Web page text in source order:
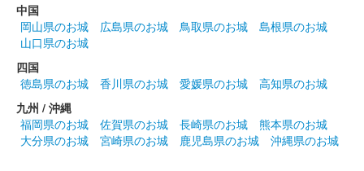
上山城 御城印 夏限定版
上山城 御城印 夏限定版（新緑）
販売終了
中国
岡山県のお城
広島県のお城 鳥取県のお城
島根県のお城
山口県のお城
四国
徳島県のお城
香川県のお城 愛媛県のお城
高知県のお城
九州 / 沖縄
福岡県のお城
佐賀県のお城 長崎県のお城
熊本県のお城
大分県のお城
宮崎県のお城 鹿児島県のお城 沖縄県のお城